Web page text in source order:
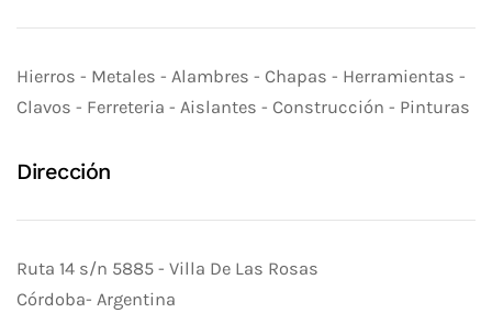
Hierros - Metales - Alambres - Chapas - Herramientas -
Clavos - Ferreteria - Aislantes - Construcción - Pinturas
Dirección
Ruta 14 s/n 5885 - Villa De Las Rosas
Córdoba- Argentina